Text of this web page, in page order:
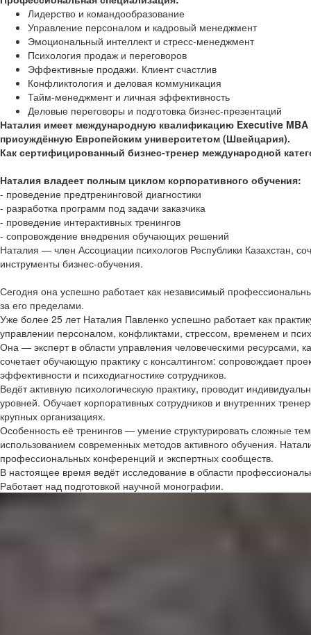
Лидерство и командообразование
Управление персоналом и кадровый менеджмент
Эмоциональный интеллект и стресс-менеджмент
Психология продаж и переговоров
Эффективные продажи. Клиент счастлив
Конфликтология и деловая коммуникация
Тайм-менеджмент и личная эффективность
Деловые переговоры и подготовка бизнес-презентаций
Наталия имеет международную квалификацию Executive
присуждённую Европейским университетом (Швейцария).
Как сертифицированный бизнес-тренер международной
Наталия владеет полным циклом корпоративного обучения:
- проведение предтренинговой диагностики
- разработка программ под задачи заказчика
- проведение интерактивных тренингов
- сопровождение внедрения обучающих решений
Наталия — член Ассоциации психологов Республики Казахстан,
инструменты бизнес-обучения.
Сегодня она успешно работает как независимый
за его пределами.
Уже более 25 лет Наталия Павленко успешно работает как
управлении персоналом, конфликтами, стрессом, временем и
Она — эксперт в области управления человеческими ресурсами,
сочетает обучающую практику с консалтингом: сопровождает
эффективности и психодиагностике сотрудников.
Ведёт активную психологическую практику, проводит
уровней. Обучает корпоративных сотрудников и внутренних
крупных организациях.
Особенность её тренингов — умение структурировать сложные
использованием современных методов активного обучения.
профессиональных конференций и экспертных сообществ.
В настоящее время ведёт исследование в области
Работает над подготовкой научной монографии.